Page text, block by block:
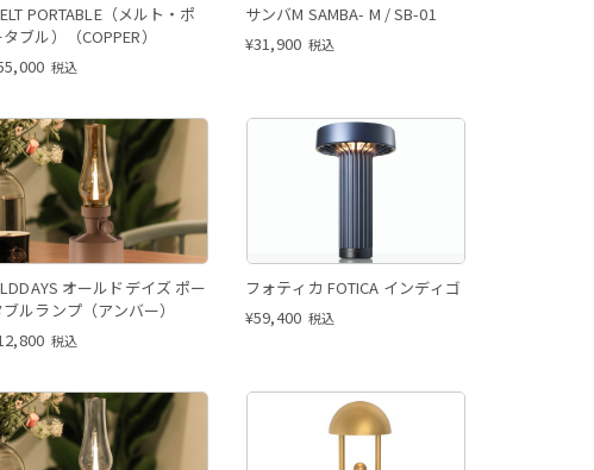
PORTABLE（メルト・ポ
ブル）（COPPER）
税込
サンバM SAMBA- M / SB-01
¥31,900 税込
オールドデイズ ポー
ブルランプ（アンバー）
税込
フォティカ FOTICA インディゴ
¥59,400 税込